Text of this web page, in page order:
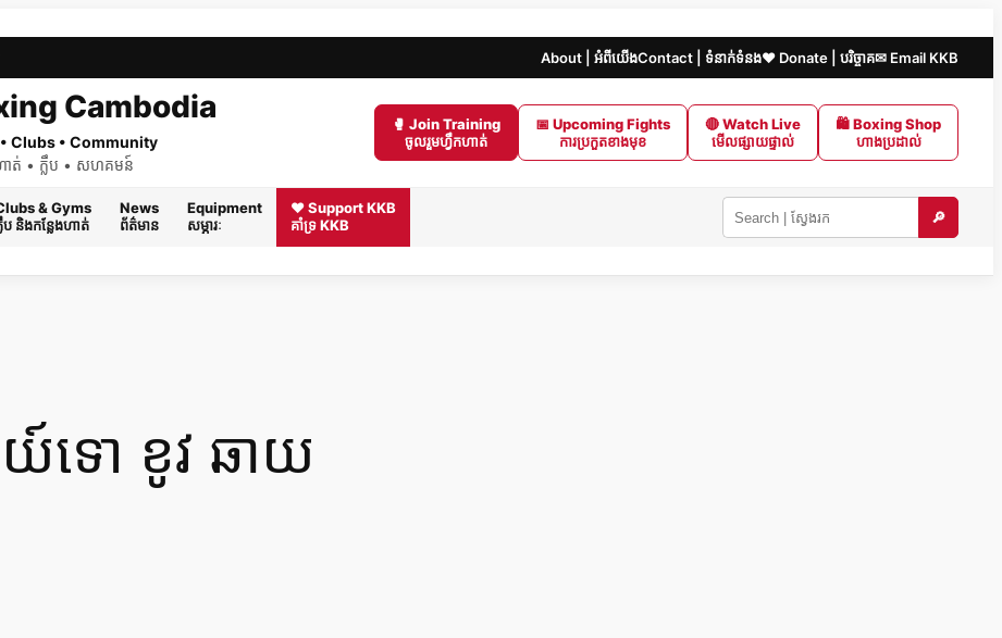
About | អំពីយើងContact | ទំនាក់ទំនង❤️ Donate | បរិច្ចាគ✉ Email KKB
Cambodia
Clubs • Community
ហាត់ • ក្លឹប • សហគមន៍
🥊 Join Training
ចូលរួមហ្វឹកហាត់
📅 Upcoming Fights
ការប្រកួតខាងមុខ
🔴 Watch Live
មើលផ្សាយផ្ទាល់
🛍 Boxing Shop
ហាងប្រដាល់
& Gyms
លឹប និងកន្លែងហាត់
News
ព័ត៌មាន
Equipment
សម្ភារៈ
❤️ Support KKB
គាំទ្រ KKB
Search
🔎
ទោ ខូវ ឆាយ